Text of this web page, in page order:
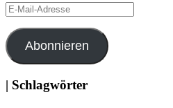
E-
Mail-
Adresse
Abonnieren
| Schlagwörter